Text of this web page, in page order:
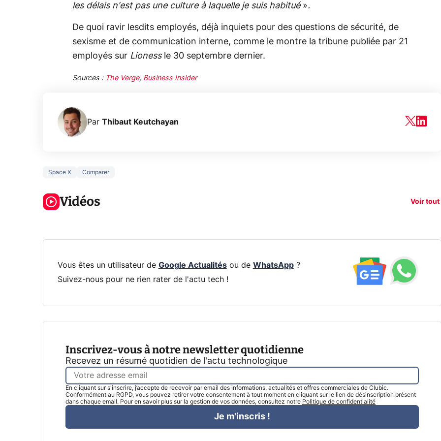
les délais n'est pas une culture à laquelle je suis habitué ».
De quoi ravir lesdits employés, déjà inquiets pour des questions de sécurité, de
sexisme et de communication interne, comme le montre la tribune publiée par 21
employés sur Lionessle 30 septembre dernier.
Sources : The Verge, Business Insider
Par Thibaut Keutchayan
Space X Comparer
Vidéos Voir tout
3 écrans en 1
Voici L'AOC
CQ32G4ZA !
Vous êtes un utilisateur de Google Actualitésou de WhatsApp?
Suivez-nous pour ne rien rater de l'actu tech !
Inscrivez-vous à notre newsletter quotidienne
Recevez un résumé quotidien de l'actu technologique
En cliquant sur s'inscrire, j’accepte de recevoir par email des informations, actualités et offres commerciales de Clubic.
Conformément au RGPD, vous pouvez retirer votre consentement à tout moment en cliquant sur le lien de désinscription présent
dans chaque email. Pour en savoir plus sur la gestion de vos données, consultez notre Politique de confidentialité
Je m'inscris !